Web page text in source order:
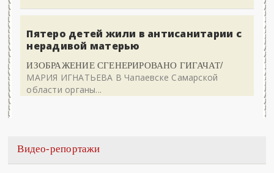
Пятеро детей жили в антисанитарии с
нерадивой матерью
ИЗОБРАЖЕНИЕ СГЕНЕРИРОВАНО ГИГАЧАТ/
МАРИЯ ИГНАТЬЕВА В Чапаевске Самарской
области органы...
Видео-репортажи